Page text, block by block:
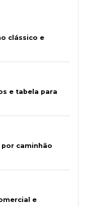
clássico e
e tabela para
caminhão
e